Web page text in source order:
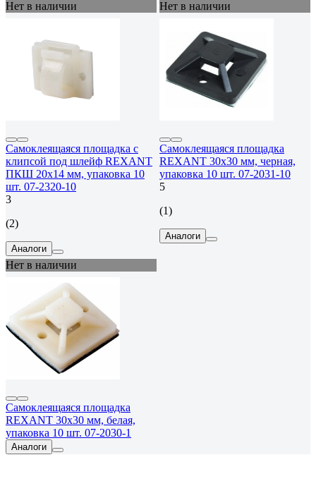
Нет в наличии
Самоклеящаяся площадка c
клипсой под шлейф REXANT
ПКШ 20x14 мм, упаковка 10
шт. 07-2320-10
3
(2)
Аналоги
Нет в наличии
Самоклеящаяся площадка
REXANT 30x30 мм, черная,
упаковка 10 шт. 07-2031-10
5
(1)
Аналоги
Нет в наличии
Самоклеящаяся площадка
REXANT 30x30 мм, белая,
упаковка 10 шт. 07-2030-1
Аналоги